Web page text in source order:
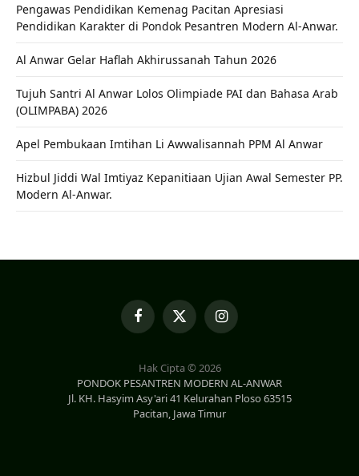
Pengawas Pendidikan Kemenag Pacitan Apresiasi
Pendidikan Karakter di Pondok Pesantren Modern Al-Anwar.
Al Anwar Gelar Haflah Akhirussanah Tahun 2026
Tujuh Santri Al Anwar Lolos Olimpiade PAI dan Bahasa Arab
(OLIMPABA) 2026
Apel Pembukaan Imtihan Li Awwalisannah PPM Al Anwar
Hizbul Jiddi Wal Imtiyaz Kepanitiaan Ujian Awal Semester PP.
Modern Al-Anwar.
FacebookX
(Twitter)
Instagram
Hak Cipta © 2026
PONDOK PESANTREN MODERN AL-ANWAR
Jl. KH. Hasyim Asy'ari 41 Kelurahan Ploso 63515
Pacitan, Jawa Timur